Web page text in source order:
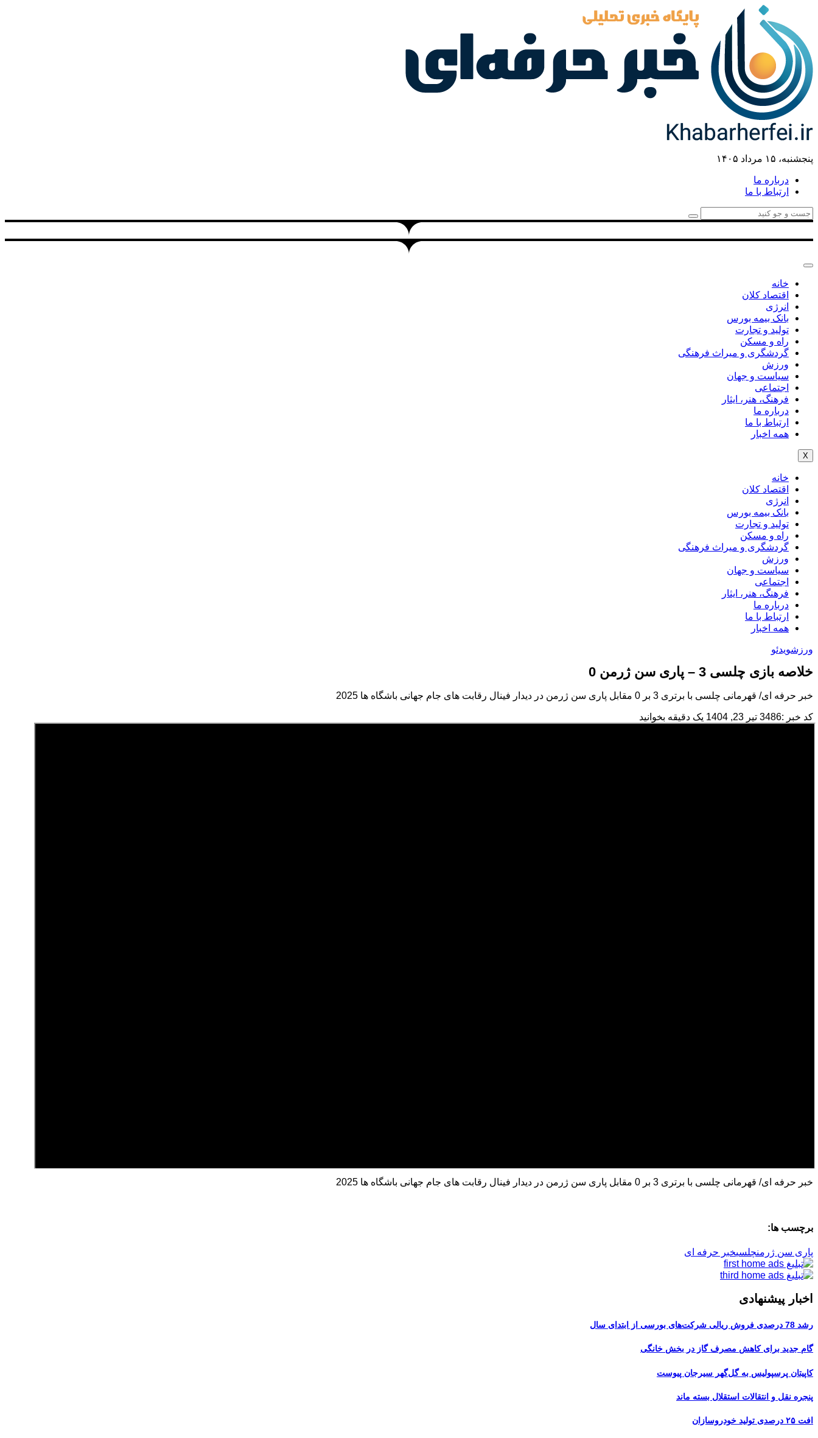
پنجشنبه، ۱۵ مرداد ۱۴۰۵
درباره ما
ارتباط با ما
خانه
اقتصاد کلان
انرژی
بانک بیمه بورس
تولید و تجارت
راه و مسکن
گردشگری و میراث فرهنگی
ورزش
سیاست و جهان
اجتماعی
فرهنگ، هنر، ایثار
درباره ما
ارتباط با ما
همه اخبار
X
خانه
اقتصاد کلان
انرژی
بانک بیمه بورس
تولید و تجارت
راه و مسکن
گردشگری و میراث فرهنگی
ورزش
سیاست و جهان
اجتماعی
فرهنگ، هنر، ایثار
درباره ما
ارتباط با ما
همه اخبار
ورزشویدئو
خلاصه بازی چلسی 3 – پاری سن ژرمن 0
خبر حرفه ای/ قهرمانی چلسی با برتری 3 بر 0 مقابل پاری سن ژرمن در دیدار فینال رقابت های جام جهانی باشگاه ها 2025
کد خبر :3486 تیر 23, 1404 یک دقیقه بخوانید
خبر حرفه ای/ قهرمانی چلسی با برتری 3 بر 0 مقابل پاری سن ژرمن در دیدار فینال رقابت های جام جهانی باشگاه ها 2025
برچسب ها:
پاری سن ژرمنچلسیخبر حرفه ای
اخبار پیشنهادی
رشد 78 درصدی فروش ریالی شرکت‌های بورسی از ابتدای سال
گام جدید برای کاهش مصرف گاز در بخش خانگی
کاپیتان پرسپولیس به گل‌گهر سیرجان پیوست
پنجره‌ نقل و انتقالات استقلال بسته ماند
افت ۲۵ درصدی تولید خودروسازان